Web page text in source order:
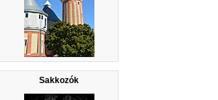
Sakkozók